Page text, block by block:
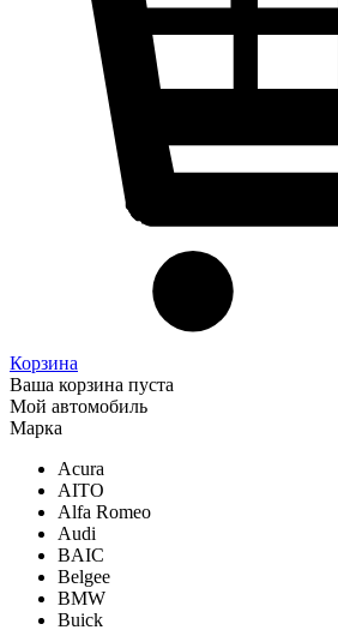
Корзина
Ваша корзина пуста
Мой автомобиль
Марка
Acura
AITO
Alfa Romeo
Audi
BAIC
Belgee
BMW
Buick